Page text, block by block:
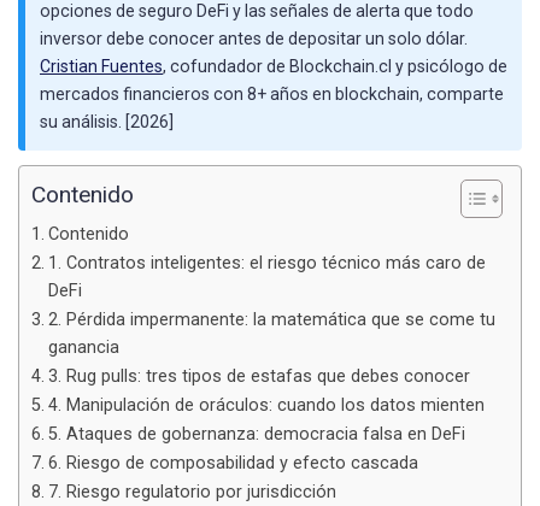
opciones de seguro DeFi y las señales de alerta que todo
inversor debe conocer antes de depositar un solo dólar.
Cristian Fuentes, cofundador de Blockchain.cl y psicólogo de
mercados financieros con 8+ años en blockchain, comparte
su análisis. [2026]
Contenido
Contenido
1. Contratos inteligentes: el riesgo técnico más caro de
DeFi
2. Pérdida impermanente: la matemática que se come tu
ganancia
3. Rug pulls: tres tipos de estafas que debes conocer
4. Manipulación de oráculos: cuando los datos mienten
5. Ataques de gobernanza: democracia falsa en DeFi
6. Riesgo de composabilidad y efecto cascada
7. Riesgo regulatorio por jurisdicción